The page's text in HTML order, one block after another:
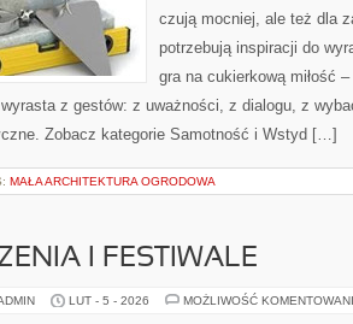
czują mocniej, ale też dla
potrzebują inspiracji do
gra na cukierkową miłość
z gestów: z uważności, z dialogu, z
Zobacz kategorie Samotność i Wstyd […]
MAŁA ARCHITEKTURA OGRODOWA
I FESTIWALE
LUT - 5 - 2026 MOŻLIWOŚĆ